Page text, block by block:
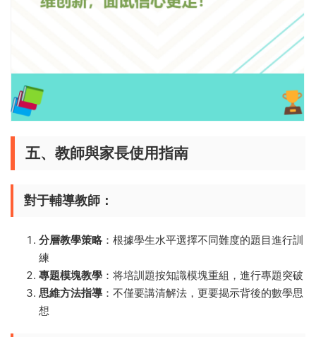
五、教師與家長使用指南
對于輔導教師：​
分層教學策略 ​：根據學生水平選擇不同難度的題目進行訓
練
專題模塊教學 ​：将培訓題按知識模塊重組，進行專題突破
思維方法指導 ​：不僅要講清解法，更要揭示背後的數學思
想